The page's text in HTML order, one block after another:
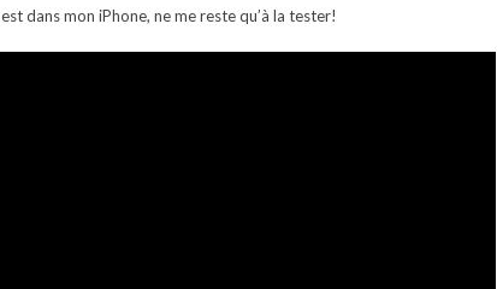
dans mon iPhone, ne me reste qu’à la tester!